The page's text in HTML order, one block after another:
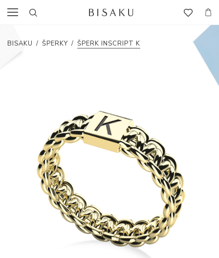
BISAKU / ŠPERKY / ŠPERK INSCRIPT K